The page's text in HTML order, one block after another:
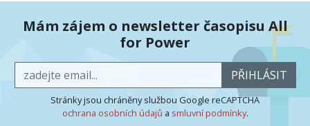
Mám zájem o newsletter časopisu All
for Power
PŘIHLÁSIT
Stránky jsou chráněny službou Google reCAPTCHA
ochrana osobních údajů a smluvní podmínky.